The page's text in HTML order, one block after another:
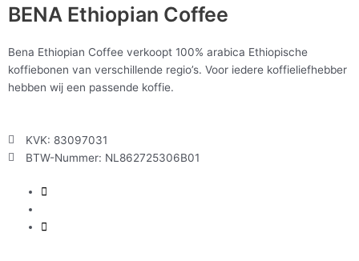
BENA Ethiopian Coffee
Bena Ethiopian Coffee verkoopt 100% arabica Ethiopische
koffiebonen van verschillende regio’s. Voor iedere koffieliefhebber
hebben wij een passende koffie.
KVK: 83097031
BTW-Nummer: NL862725306B01